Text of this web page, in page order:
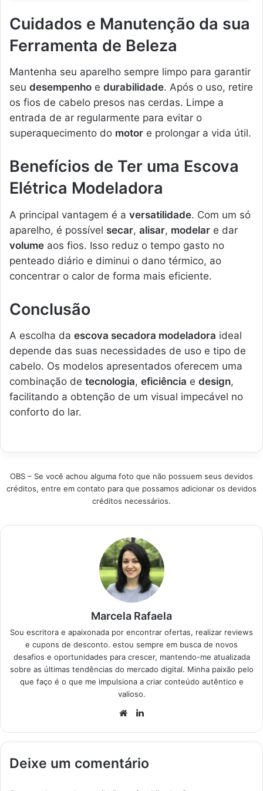
Cuidados e Manutenção da sua
Ferramenta de Beleza
Mantenha seu aparelho sempre limpo para garantir
seu desempenho e durabilidade. Após o uso, retire
os fios de cabelo presos nas cerdas. Limpe a
entrada de ar regularmente para evitar o
superaquecimento do motor e prolongar a vida útil.
Benefícios de Ter uma Escova
Elétrica Modeladora
A principal vantagem é a versatilidade. Com um só
aparelho, é possível secar, alisar, modelar e dar
volume aos fios. Isso reduz o tempo gasto no
penteado diário e diminui o dano térmico, ao
concentrar o calor de forma mais eficiente.
Conclusão
A escolha da escova secadora modeladora ideal
depende das suas necessidades de uso e tipo de
cabelo. Os modelos apresentados oferecem uma
combinação de tecnologia, eficiência e design,
facilitando a obtenção de um visual impecável no
conforto do lar.
OBS – Se você achou alguma foto que não possuem seus devidos
créditos, entre em contato para que possamos adicionar os devidos
créditos necessários.
Marcela Rafaela
Sou escritora e apaixonada por encontrar ofertas, realizar reviews
e cupons de desconto. estou sempre em busca de novos
desafios e oportunidades para crescer, mantendo-me atualizada
sobre as últimas tendências do mercado digital. Minha paixão pelo
que faço é o que me impulsiona a criar conteúdo autêntico e
valioso.
Website
Deixe um comentário